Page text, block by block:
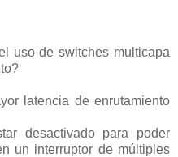
uso de switches multicapa
latencia de enrutamiento
desactivado para poder
un interruptor de múltiples